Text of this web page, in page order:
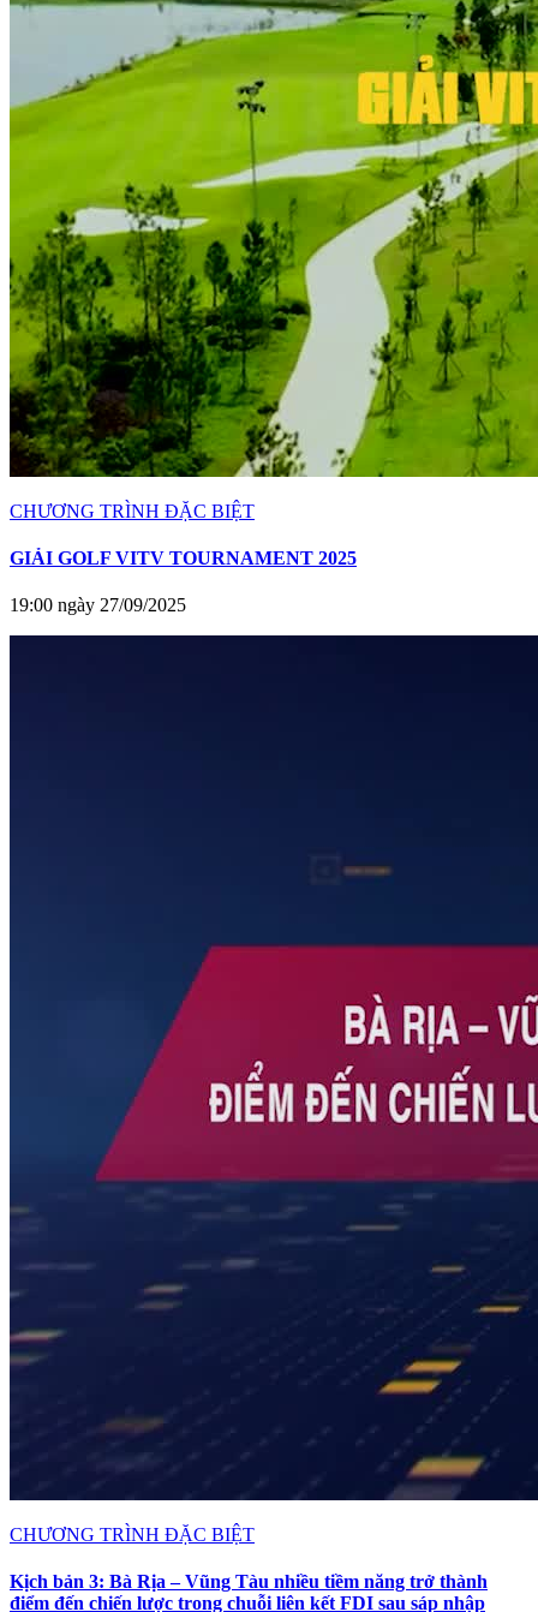
CHƯƠNG TRÌNH ĐẶC BIỆT
GIẢI GOLF VITV TOURNAMENT 2025
19:00 ngày 27/09/2025
CHƯƠNG TRÌNH ĐẶC BIỆT
Kịch bản 3: Bà Rịa – Vũng Tàu nhiều tiềm năng trở thành
điểm đến chiến lược trong chuỗi liên kết FDI sau sáp nhập